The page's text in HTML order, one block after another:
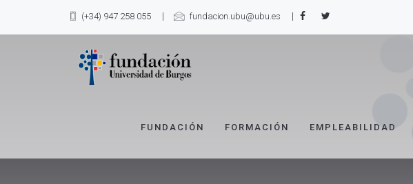
(+34) 947 258 055 fundacion.ubu@ubu.es
FUNDACIÓN FORMACIÓN EMPLEABILIDAD